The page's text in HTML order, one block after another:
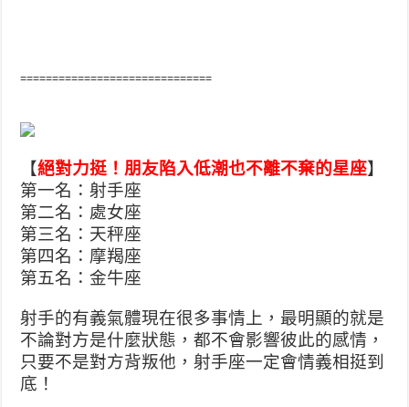
==============================
【絕對力挺！朋友陷入低潮也不離不棄的星座】
第一名：射手座
第二名：處女座
第三名：天秤座
第四名：摩羯座
第五名：金牛座
射手的有義氣體現在很多事情上，最明顯的就是
不論對方是什麼狀態，都不會影響彼此的感情，
只要不是對方背叛他，射手座一定會情義相挺到
底！